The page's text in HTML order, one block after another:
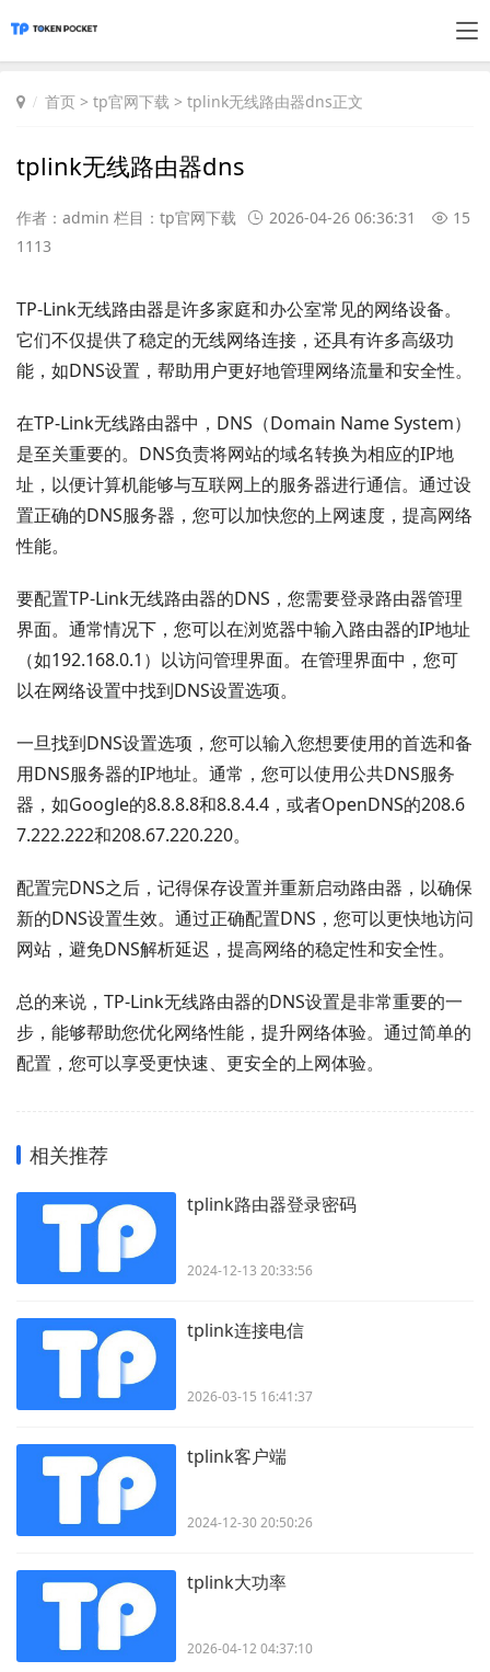
首页 > tp官网下载 > tplink无线路由器dns正文
tplink无线路由器dns
作者：admin 栏目： tp官网下载 2026-04-26 06:36:31
15
1113
TP-Link无线路由器是许多家庭和办公室常见的网络设备。
它们不仅提供了稳定的无线网络连接，还具有许多高级功
能，如DNS设置，帮助用户更好地管理网络流量和安全性。
在TP-Link无线路由器中，DNS（Domain Name System）
是至关重要的。DNS负责将网站的域名转换为相应的IP地
址，以便计算机能够与互联网上的服务器进行通信。通过设
置正确的DNS服务器，您可以加快您的上网速度，提高网络
性能。
要配置TP-Link无线路由器的DNS，您需要登录路由器管理
界面。通常情况下，您可以在浏览器中输入路由器的IP地址
（如192.168.0.1）以访问管理界面。在管理界面中，您可
以在网络设置中找到DNS设置选项。
一旦找到DNS设置选项，您可以输入您想要使用的首选和备
用DNS服务器的IP地址。通常，您可以使用公共DNS服务
器，如Google的8.8.8.8和8.8.4.4，或者OpenDNS的208.6
7.222.222和208.67.220.220。
配置完DNS之后，记得保存设置并重新启动路由器，以确保
新的DNS设置生效。通过正确配置DNS，您可以更快地访问
网站，避免DNS解析延迟，提高网络的稳定性和安全性。
总的来说，TP-Link无线路由器的DNS设置是非常重要的一
步，能够帮助您优化网络性能，提升网络体验。通过简单的
配置，您可以享受更快速、更安全的上网体验。
相关推荐
tplink路由器登录密码
2024-12-13 20:33:56
tplink连接电信
2026-03-15 16:41:37
tplink客户端
2024-12-30 20:50:26
tplink大功率
2026-04-12 04:37:10